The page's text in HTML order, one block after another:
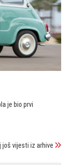
je bio prvi
još vijesti iz arhive